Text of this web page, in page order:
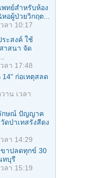
พทย์สำหรับห้อง
อผู้ป่วยวิกฤต...
ลา 10:17
ะสงค์ ใช้
าสนา จัด
ลา 17:48
14" ก่อเหตุสลด
วาน เวลา
กษณ์ ปัญญาค
ดป่าเทสรังสีดง
ลา 14:29
าปลดทุกข์ 30
ทบุรี
ลา 15:19